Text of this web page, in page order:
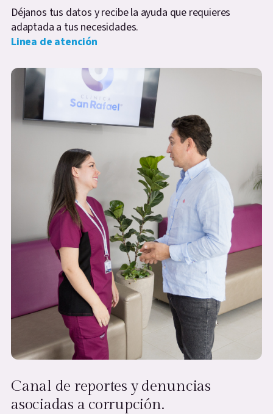
Déjanos tus datos y recibe la ayuda que requieres
adaptada a tus necesidades.
Linea de atención
Canal de reportes y denuncias
asociadas a corrupción.